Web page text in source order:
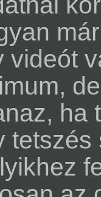
videót
ha